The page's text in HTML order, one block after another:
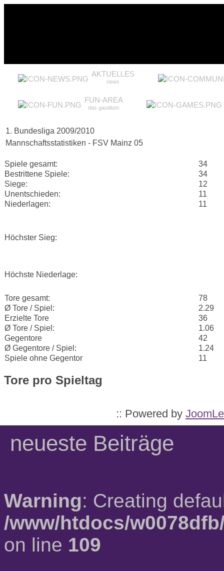
AKTUELLES
news
FUN-AREA
das gaudium
1. Bundesliga 2009/2010
Mannschaftsstatistiken - FSV Mainz 05
Spiele gesamt:
34
Bestrittene Spiele:
34
Siege:
12
Unentschieden:
11
Niederlagen:
11
Höchster Sieg:
Höchste Niederlage:
Tore gesamt:
78
Ø Tore / Spiel:
2.29
Erzielte Tore
36
Ø Tore / Spiel:
1.06
Gegentore
42
Ø Gegentore / Spiel:
1.24
Spiele ohne Gegentor
11
Tore pro Spieltag
:: Powered by
neueste Beiträge
Warning: Creating
/www/htdocs/
on line 109